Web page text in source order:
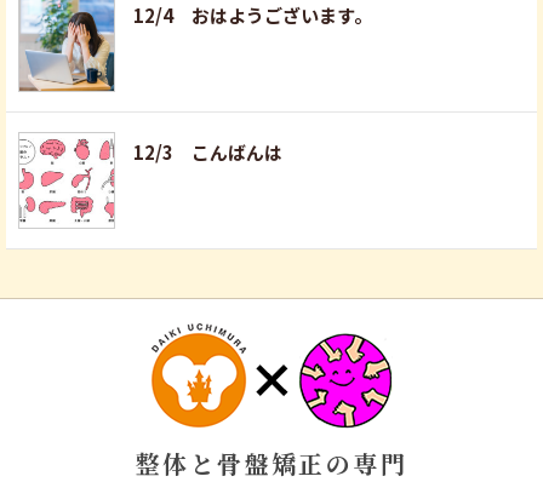
12/4 おはようございます。
12/3 こんばんは
整体と骨盤矯正の専門